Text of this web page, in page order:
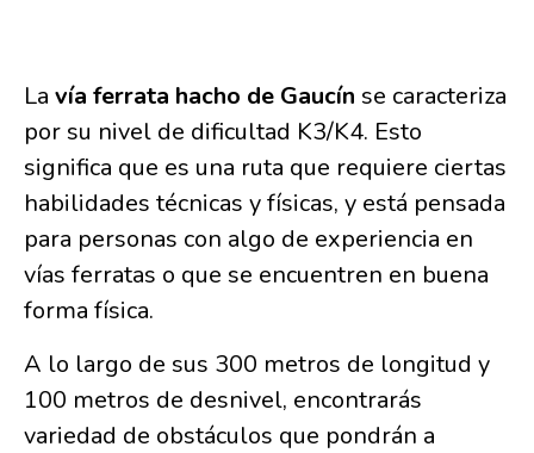
La vía ferrata hacho de Gaucín se caracteriza
por su nivel de dificultad K3/K4. Esto
significa que es una ruta que requiere ciertas
habilidades técnicas y físicas, y está pensada
para personas con algo de experiencia en
vías ferratas o que se encuentren en buena
forma física.
A lo largo de sus 300 metros de longitud y
100 metros de desnivel, encontrarás
variedad de obstáculos que pondrán a